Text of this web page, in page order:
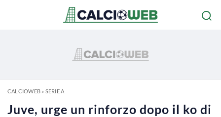
CALCIOWEB» SERIE A
Juve, urge un rinforzo dopo il ko di